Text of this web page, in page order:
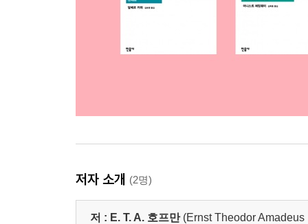
저자 소개 (2명)
저 : E. T. A. 호프만 (Ernst Theodor Amadeus